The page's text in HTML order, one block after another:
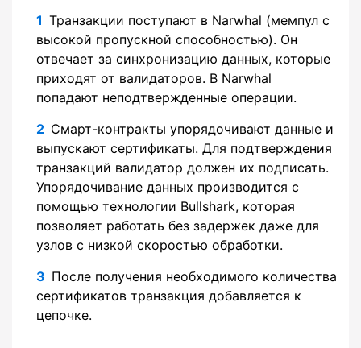
Транзакции поступают в Narwhal (мемпул с
высокой пропускной способностью). Он
отвечает за синхронизацию данных, которые
приходят от валидаторов. В Narwhal
попадают неподтвержденные операции.
Смарт-контракты упорядочивают данные и
выпускают сертификаты. Для подтверждения
транзакций валидатор должен их подписать.
Упорядочивание данных производится с
помощью технологии Bullshark, которая
позволяет работать без задержек даже для
узлов с низкой скоростью обработки.
После получения необходимого количества
сертификатов транзакция добавляется к
цепочке.